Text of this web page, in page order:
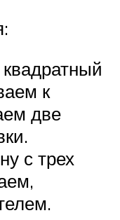
к
две
с трех